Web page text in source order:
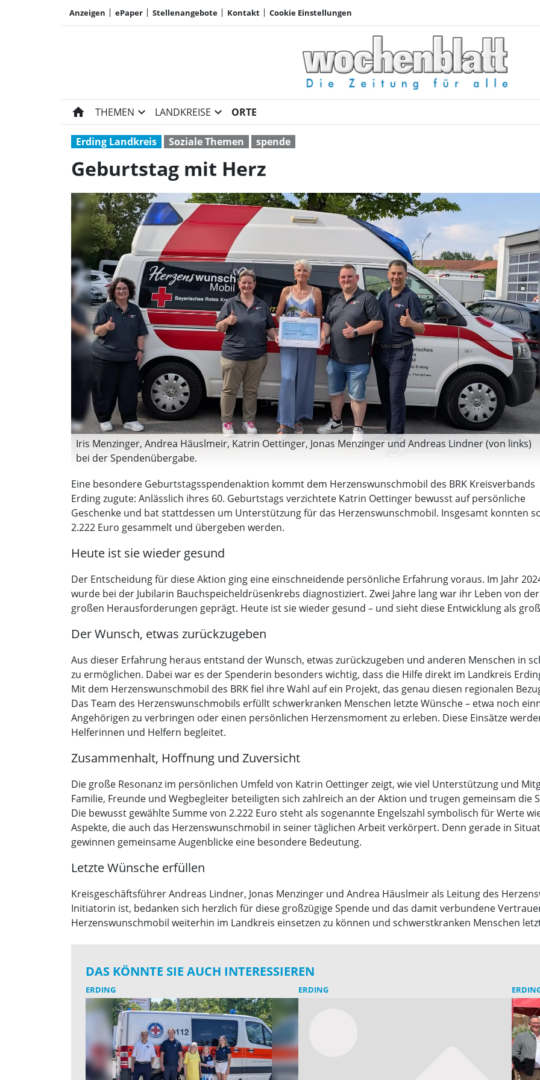
Anzeigen ePaper Stellenangebote Kontakt Cookie Einstellungen
Geburtstag mit Herz
home THEMEN expand_more LANDKREISE expand_more ORTE
Erding Landkreis Soziale Themen spende
Geburtstag mit Herz
Iris Menzinger, Andrea Häuslmeir, Katrin Oettinger, Jonas Menzinger und Andreas Lindner (von links)
bei der Spendenübergabe.
(Foto: Danuta Pfanzelt)
Eine besondere Geburtstagsspendenaktion kommt dem Herzenswunschmobil des BRK Kreisverbands
Erding zugute: Anlässlich ihres 60. Geburtstags verzichtete Katrin Oettinger bewusst auf persönliche
Geschenke und bat stattdessen um Unterstützung für das Herzenswunschmobil. Insgesamt konnten
2.222 Euro gesammelt und übergeben werden.
Heute ist sie wieder gesund
Der Entscheidung für diese Aktion ging eine einschneidende persönliche Erfahrung voraus. Im Jahr
wurde bei der Jubilarin Bauchspeicheldrüsenkrebs diagnostiziert. Zwei Jahre lang war ihr Leben von
großen Herausforderungen geprägt. Heute ist sie wieder gesund – und sieht diese Entwicklung als
Der Wunsch, etwas zurückzugeben
Aus dieser Erfahrung heraus entstand der Wunsch, etwas zurückzugeben und anderen Menschen in
zu ermöglichen. Dabei war es der Spenderin besonders wichtig, dass die Hilfe direkt im Landkreis
Mit dem Herzenswunschmobil des BRK fiel ihre Wahl auf ein Projekt, das genau diesen regionalen
Das Team des Herzenswunschmobils erfüllt schwerkranken Menschen letzte Wünsche – etwa noch
Angehörigen zu verbringen oder einen persönlichen Herzensmoment zu erleben. Diese Einsätze
Helferinnen und Helfern begleitet.
Zusammenhalt, Hoffnung und Zuversicht
Die große Resonanz im persönlichen Umfeld von Katrin Oettinger zeigt, wie viel Unterstützung und
Familie, Freunde und Wegbegleiter beteiligten sich zahlreich an der Aktion und trugen gemeinsam die
Die bewusst gewählte Summe von 2.222 Euro steht als sogenannte Engelszahl symbolisch für Werte
Aspekte, die auch das Herzenswunschmobil in seiner täglichen Arbeit verkörpert. Denn gerade in
gewinnen gemeinsame Augenblicke eine besondere Bedeutung.
Letzte Wünsche erfüllen
Kreisgeschäftsführer Andreas Lindner, Jonas Menzinger und Andrea Häuslmeir als Leitung des
Initiatorin ist, bedanken sich herzlich für diese großzügige Spende und das damit verbundene
Herzenswunschmobil weiterhin im Landkreis einsetzen zu können und schwerstkranken Menschen
DAS KÖNNTE SIE AUCH INTERESSIEREN
ERDING ERDING